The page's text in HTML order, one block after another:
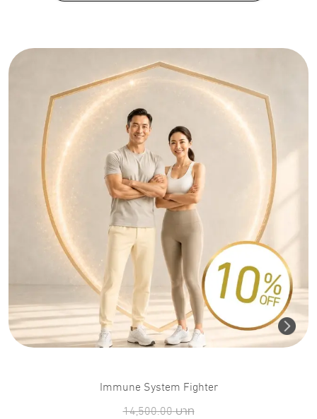
Immune System Fighter
14,500.00 บาท